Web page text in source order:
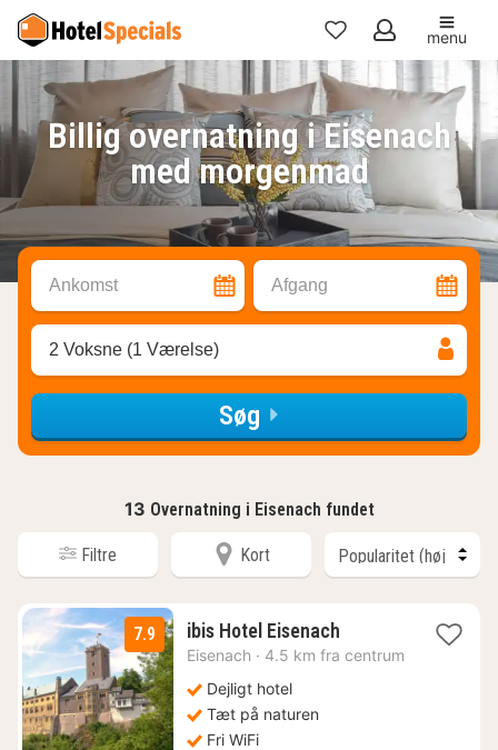
Mine
favoritter
menu
Billig overnatning i Eisenach
med morgenmad
Ankomst Afgang
2 Voksne (1 Værelse)
Søg
13 Overnatning i Eisenach fundet
Filtre Kort
7.9 ibis Hotel Eisenach1
nat
Eisenach · 4.5 km fra centrum
Dejligt hotel
Tæt på naturen
Fri WiFi